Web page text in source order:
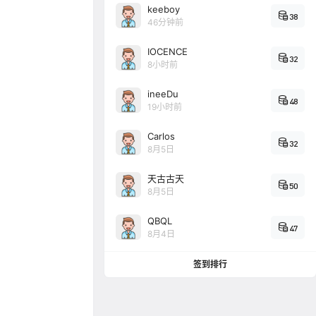
keeboy
46分钟前
38
IOCENCE
8小时前
32
ineeDu
19小时前
48
Carlos
8月5日
32
天古古天
8月5日
50
QBQL
8月4日
47
签到排行